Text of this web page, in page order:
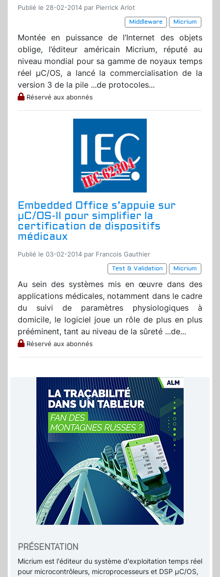
Publié le 28-02-2014 par Pierrick Arlot
Middleware
Micrium
Montée en puissance de l’Internet des objets
oblige, l’éditeur américain Micrium, réputé au
niveau mondial pour sa gamme de noyaux temps
réel µC/OS, a lancé la commercialisation de la
version 3 de la pile ...de protocoles...
Réservé aux abonnés
Embedded Office s’appuie sur
µC/OS-II pour simplifier la
certification de dispositifs
médicaux
Publié le 03-02-2014 par Francois Gauthier
Test & Validation
Micrium
Au sein des systèmes mis en œuvre dans des
applications médicales, notamment dans le cadre
du suivi de paramètres physiologiques à
domicile, le logiciel joue un rôle de plus en plus
prééminent, tant au niveau de la sûreté ...de...
Réservé aux abonnés
PRÉSENTATION
Micrium est l'éditeur du système d'exploitation temps réel
pour microcontrôleurs, microprocesseurs et DSP µC/OS,